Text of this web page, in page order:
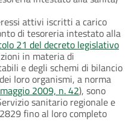
attivi iscritti a carico
di tesoreria intestato alla
21 del decreto legislativo
in materia di
e degli schemi di bilancio
loro organismi, a norma
2009, n. 42), sono
sanitario regionale e
fino al loro completo